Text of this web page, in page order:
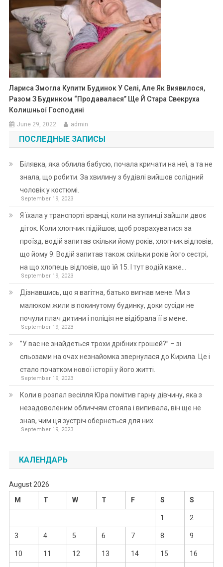
Лариса Змогла Купити Будинок У Селі, Але Як Виявилося,
Разом З Будинком “продавалася” Ще Й Стара Свекруха
Колишньої Господині
June 29, 2022 admin
ПОСЛЕДНЫЕ ЗАПИСЫ
Білявка, яка облила бабусю, почала кричати на неї, а та не
знала, що робити. За хвилину з будівлі вийшов солідний
чоловік у костюмі.
September 19, 2023
Я їхала у транспорті вранці, коли на зупинці зайшли двоє
діток. Коли хлопчик підійшов, щоб розрахуватися за
проїзд, водій запитав скільки йому років, хлопчик відповів,
що йому 9. Водій запитав також скільки років його сестрі,
на що хлопець відповів, що їй 15. І тут водій каже…
September 19, 2023
Дізнавшись, що я вагітна, батько вигнав мене. Ми з
малюком жили в покинутому будинку, доки сусіди не
почули плач дитини і поліція не відібрала її в мене.
September 19, 2023
”У вас не знайдеться трохи дрібних грошей?” – зі
сльозами на очах незнайомка звернулася до Кирила. Це і
стало початком нової історії у його житті.
September 19, 2023
Коли в розпал весілля Юра помітив гарну дівчину, яка з
незадоволеним обличчям стояла і випивала, він ще не
знав, чим ця зустріч обернеться для них.
September 19, 2023
КАЛЕНДАРЬ
August 2026
M
T W T F S S
1 2
3 4 5 6 7 8 9
10 11 12 13 14 15 16